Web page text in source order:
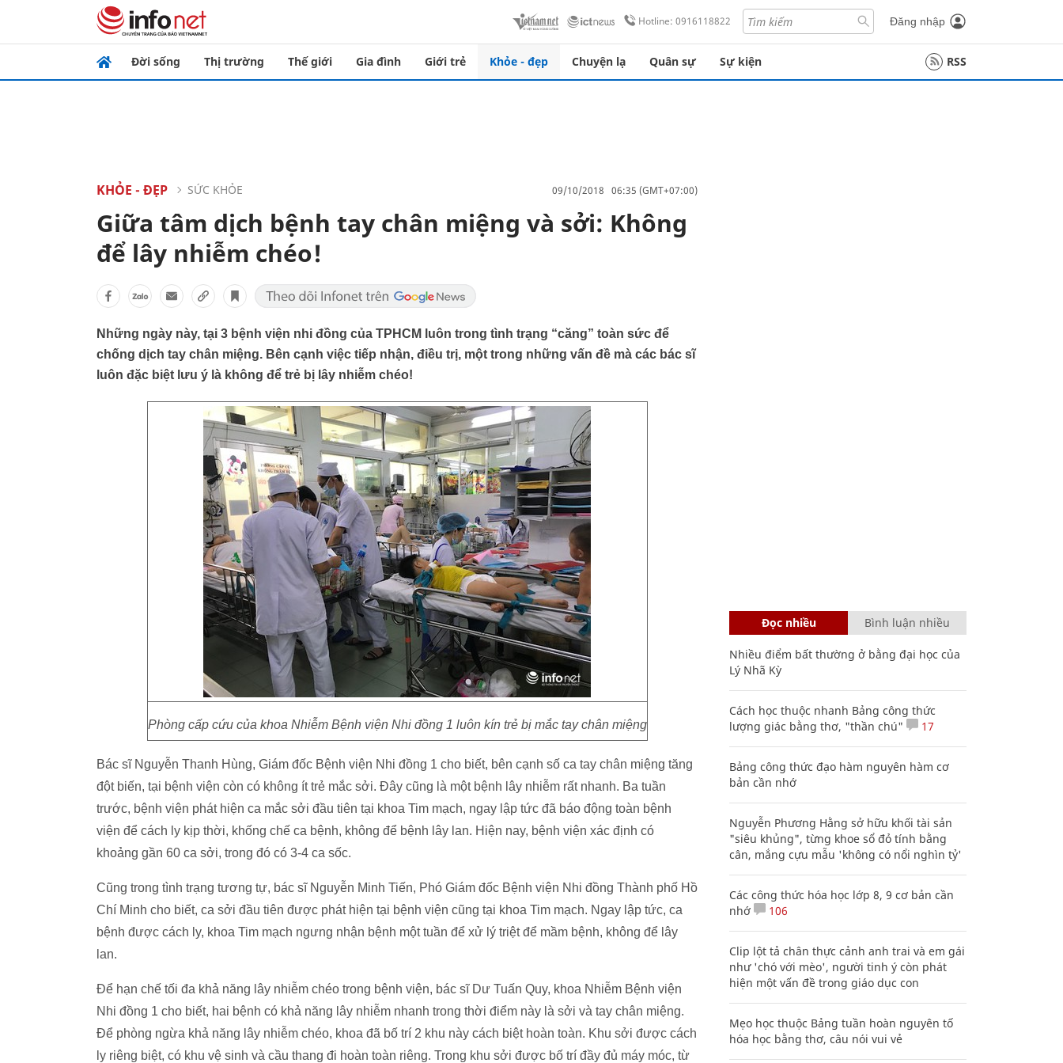
Hotline: 0916118822 Đăng nhập
Đời sống Thị trường Thế giới Gia đình Giới trẻ Khỏe - đẹp Chuyện lạ Quân sự Sự kiện RSS
KHỎE - ĐẸP SỨC KHỎE 09/10/2018 06:35 (GMT+07:00)
Giữa tâm dịch bệnh tay chân miệng và sởi: Không
để lây nhiễm chéo!
Những ngày này, tại 3 bệnh viện nhi đồng của TPHCM luôn trong tình trạng “căng” toàn sức để
chống dịch tay chân miệng. Bên cạnh việc tiếp nhận, điều trị, một trong những vấn đề mà các bác sĩ
luôn đặc biệt lưu ý là không để trẻ bị lây nhiễm chéo!
Phòng cấp cứu của khoa Nhiễm Bệnh viện Nhi đồng 1 luôn kín trẻ bị mắc tay chân miệng
Bác sĩ Nguyễn Thanh Hùng, Giám đốc Bệnh viện Nhi đồng 1 cho biết, bên cạnh số ca tay chân miệng tăng
đột biến, tại bệnh viện còn có không ít trẻ mắc sởi. Đây cũng là một bệnh lây nhiễm rất nhanh. Ba tuần
trước, bệnh viện phát hiện ca mắc sởi đầu tiên tại khoa Tim mạch, ngay lập tức đã báo động toàn bệnh
viện để cách ly kịp thời, khống chế ca bệnh, không để bệnh lây lan. Hiện nay, bệnh viện xác định có
khoảng gần 60 ca sởi, trong đó có 3-4 ca sốc.
Cũng trong tình trạng tương tự, bác sĩ Nguyễn Minh Tiến, Phó Giám đốc Bệnh viện Nhi đồng Thành phố Hồ
Chí Minh cho biết, ca sởi đầu tiên được phát hiện tại bệnh viện cũng tại khoa Tim mạch. Ngay lập tức, ca
bệnh được cách ly, khoa Tim mạch ngưng nhận bệnh một tuần để xử lý triệt để mầm bệnh, không để lây
lan.
Để hạn chế tối đa khả năng lây nhiễm chéo trong bệnh viện, bác sĩ Dư Tuấn Quy, khoa Nhiễm Bệnh viện
Nhi đồng 1 cho biết, hai bệnh có khả năng lây nhiễm nhanh trong thời điểm này là sởi và tay chân miệng.
Để phòng ngừa khả năng lây nhiễm chéo, khoa đã bố trí 2 khu này cách biệt hoàn toàn. Khu sởi được cách
ly riêng biệt, có khu vệ sinh và cầu thang đi hoàn toàn riêng. Trong khu sởi được bố trí đầy đủ máy móc, từ
Đọc nhiều Bình luận nhiều
Nhiều điểm bất thường ở bằng đại học của
Lý Nhã Kỳ
Cách học thuộc nhanh Bảng công thức
lượng giác bằng thơ, "thần chú"
17
Bảng công thức đạo hàm nguyên hàm cơ
bản cần nhớ
Nguyễn Phương Hằng sở hữu khối tài sản
"siêu khủng", từng khoe sổ đỏ tính bằng
cân, mắng cựu mẫu 'không có nổi nghìn tỷ'
Các công thức hóa học lớp 8, 9 cơ bản cần
nhớ
106
Clip lột tả chân thực cảnh anh trai và em gái
như 'chó với mèo', người tinh ý còn phát
hiện một vấn đề trong giáo dục con
Mẹo học thuộc Bảng tuần hoàn nguyên tố
hóa học bằng thơ, câu nói vui vẻ